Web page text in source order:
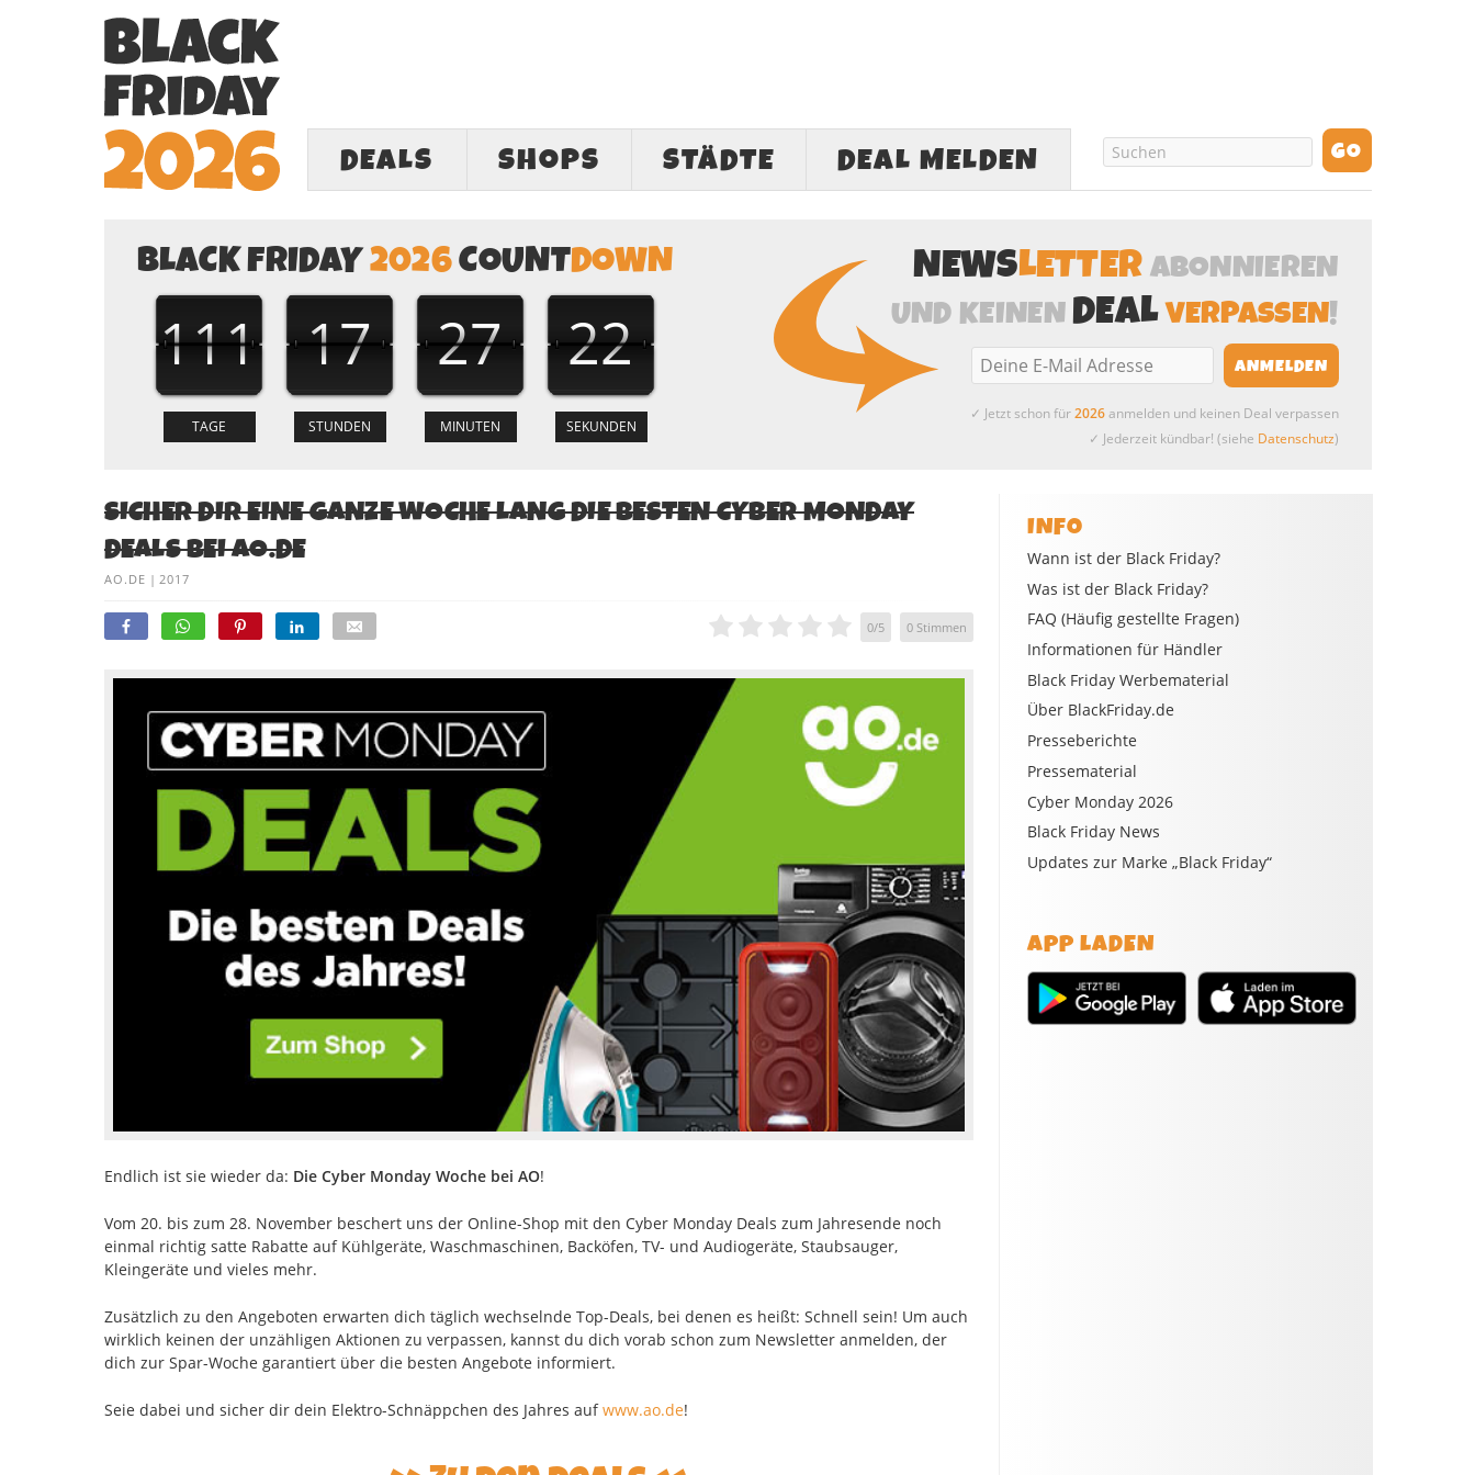
DEALS SHOPS STÄDTE DEAL MELDEN
BLACK FRIDAY2026COUNTDOWN
111 17 27 21
NEWSLETTERABONNIEREN
UND KEINENDEALVERPASSEN!
✓ Jetzt schon für2026anmelden und keinen Deal verpassen
✓ Jederzeit kündbar! (siehe Datenschutz)
SICHER DIR EINE GANZE WOCHE LANG DIE BESTEN CYBER MONDAY
DEALS BEI AO.DE
AO.DE | 2017
0/5 0Stimmen
Endlich ist sie wieder da: Die Cyber Monday Woche bei AO!
Vom 20. bis zum 28. November beschert uns der Online-Shop mit den Cyber Monday Deals zum Jahresende noch
einmal richtig satte Rabatte auf Kühlgeräte, Waschmaschinen, Backöfen, TV- und Audiogeräte, Staubsauger,
Kleingeräte und vieles mehr.
Zusätzlich zu den Angeboten erwarten dich täglich wechselnde Top-Deals, bei denen es heißt: Schnell sein! Um auch
wirklich keinen der unzähligen Aktionen zu verpassen, kannst du dich vorab schon zum Newsletter anmelden, der
dich zur Spar-Woche garantiert über die besten Angebote informiert.
Seie dabei und sicher dir dein Elektro-Schnäppchen des Jahres aufwww.ao.de!
INFO
Wann ist der Black Friday?
Was ist der Black Friday?
FAQ (Häufig gestellte Fragen)
Informationen für Händler
Black Friday Werbematerial
Über BlackFriday.de
Presseberichte
Pressematerial
Cyber Monday 2026
Black Friday News
Updates zur Marke „Black Friday“
APP LADEN